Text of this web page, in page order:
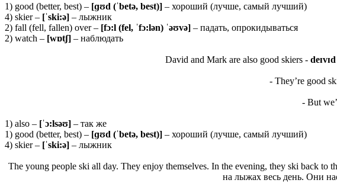
1) good (better, best) – [ɡʊd (ˈbetə, best)] – хороший (лучше, самый лучший)
4) skier – [ˈski:ə] – лыжник
2) fall (fell, fallen) over – [fɔ:l (fel, ˈfɔ:lən) ˈəʊvə] – падать, опрокидываться
2) watch – [wɒtʃ] – наблюдать
David and Mark are also good skiers -
- They’re good
- But
1) also – [ˈɔ:lsəʊ] – так же
1) good (better, best) – [ɡʊd (ˈbetə, best)] – хороший (лучше, самый лучший)
4) skier – [ˈski:ə] – лыжник
The young people ski all day. They enjoy themselves. In the evening, they ski back to
на лыжах весь день. Они